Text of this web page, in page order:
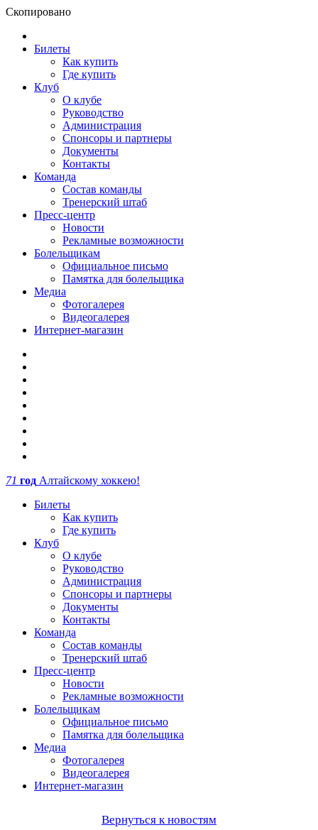
Скопировано
Билеты
Как купить
Где купить
Клуб
О клубе
Руководство
Администрация
Спонсоры и партнеры
Документы
Контакты
Команда
Состав команды
Тренерский штаб
Пресс-центр
Новости
Рекламные возможности
Болельщикам
Официальное письмо
Памятка для болельщика
Медиа
Фотогалерея
Видеогалерея
Интернет-магазин
71 год Алтайскому хоккею!
Билеты
Как купить
Где купить
Клуб
О клубе
Руководство
Администрация
Спонсоры и партнеры
Документы
Контакты
Команда
Состав команды
Тренерский штаб
Пресс-центр
Новости
Рекламные возможности
Болельщикам
Официальное письмо
Памятка для болельщика
Медиа
Фотогалерея
Видеогалерея
Интернет-магазин
Вернуться к новостям